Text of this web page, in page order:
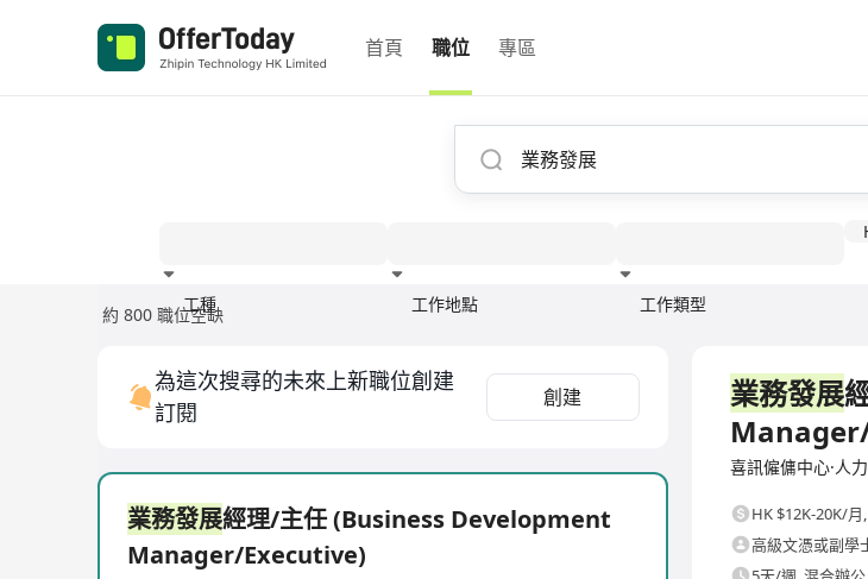
首頁 職位 專區
工種 工作地點 工作類型
約 800 職位空缺
為這次搜尋的未來上新職位創建
訂閱
創建
業務發展經理/主任 (Business Development
Manager/Executive)
業務發展
喜訊僱傭中心·人
HK $12K-20K/月,
高級文憑或副學